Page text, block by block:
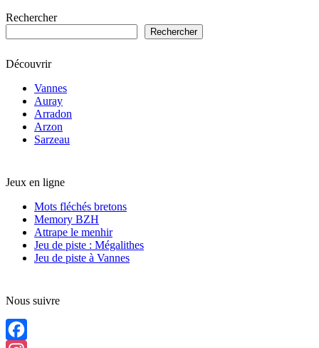
Rechercher
Rechercher
Découvrir
Vannes
Auray
Arradon
Arzon
Sarzeau
Jeux en ligne
Mots fléchés bretons
Memory BZH
Attrape le menhir
Jeu de piste : Mégalithes
Jeu de piste à Vannes
Nous suivre